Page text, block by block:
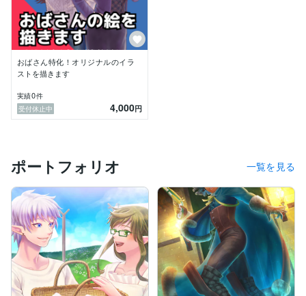
おばさん特化！オリジナルのイラ
ストを描きます
実績0件
受付休止中
4,000円
ポートフォリオ 一覧を見る